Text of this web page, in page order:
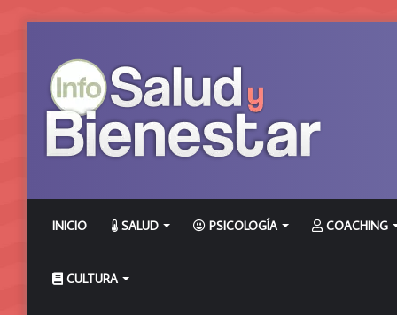
INICIO SALUD PSICOLOGÍA COACHING
CULTURA